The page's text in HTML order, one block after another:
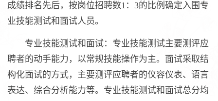
成绩排名先后，按岗位招聘数1：3的比例确定入围专
业技能测试和面试人员。
专业技能测试和面试：专业技能测试主要测评应
聘者的动手能力，以常规技能操作为主。面试采取结
构化面试的方式，主要测评应聘者的仪容仪表、语言
表达、综合分析能力等。专业技能测试和面试总分均